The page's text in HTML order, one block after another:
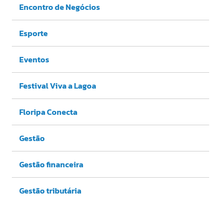
Encontro de Negócios
Esporte
Eventos
Festival Viva a Lagoa
Floripa Conecta
Gestão
Gestão financeira
Gestão tributária